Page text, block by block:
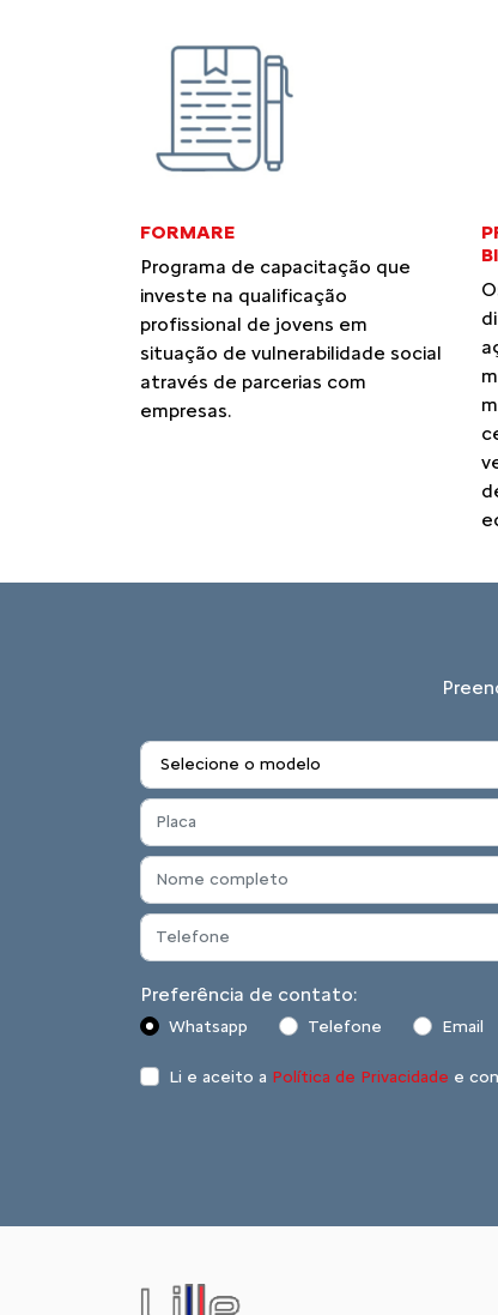
FORMARE
Programa de capacitação que
investe na qualificação
profissional de jovens em
situação de vulnerabilidade social
através de parcerias com
empresas.
Preferência de contato:
Whatsapp Telefone Email
Li e aceito a Política de Privacidade e